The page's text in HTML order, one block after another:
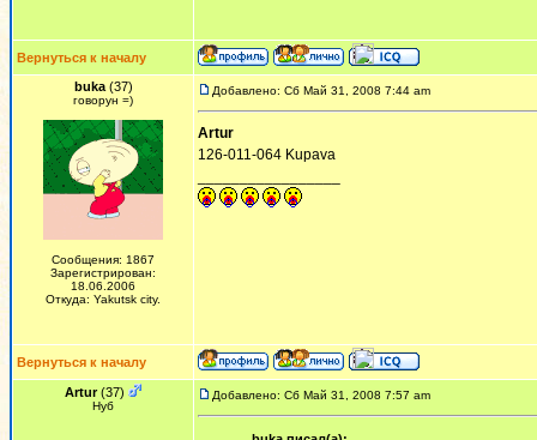
Вернуться к началу
buka(37)
говорун =)
Сообщения: 1867
Зарегистрирован:
18.06.2006
Откуда: Yakutsk city.
Добавлено: Сб Май 31, 2008 7:44 am
Artur
126-011-064 Kupava
Вернуться к началу
Artur(37)
Нуб
Добавлено: Сб Май 31, 2008 7:57 am